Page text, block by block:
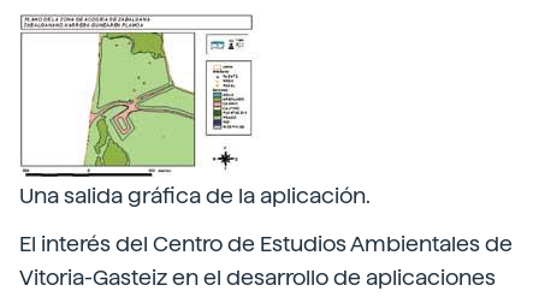
Una salida gráfica de la aplicación.
El interés del Centro de Estudios Ambientales de
Vitoria-Gasteiz en el desarrollo de aplicaciones